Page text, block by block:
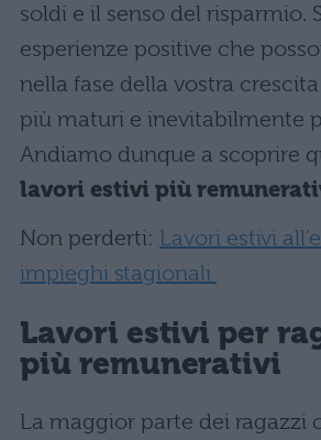
soldi e il senso del risparmio.
esperienze positive che
nella fase della vostra
più maturi e inevitabilmente
Andiamo dunque a scoprire
lavori estivi più
Non perderti: Lavori estivi
impieghi stagionali
Lavori estivi per
più remunerativi
La maggior parte dei ragazzi